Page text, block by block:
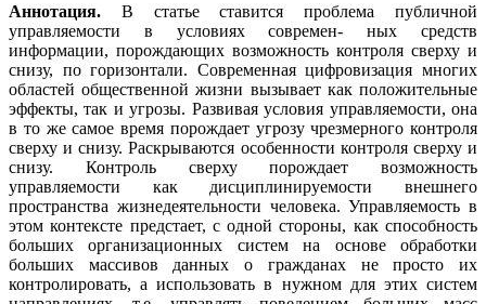
Аннотация. В статье ставится проблема публичной
управляемости в условиях современ- ных средств
информации, порождающих возможность контроля сверху и
снизу, по горизонтали. Современная цифровизация многих
областей общественной жизни вызывает как положительные
эффекты, так и угрозы. Развивая условия управляемости, она
в то же самое время порождает угрозу чрезмерного контроля
сверху и снизу. Раскрываются особенности контроля сверху и
снизу. Контроль сверху порождает возможность
управляемости как дисциплинируемости внешнего
пространства жизнедеятельности человека. Управляемость в
этом контексте предстает, с одной стороны, как способность
больших организационных систем на основе обработки
больших массивов данных о гражданах не просто их
контролировать, а использовать в нужном для этих систем